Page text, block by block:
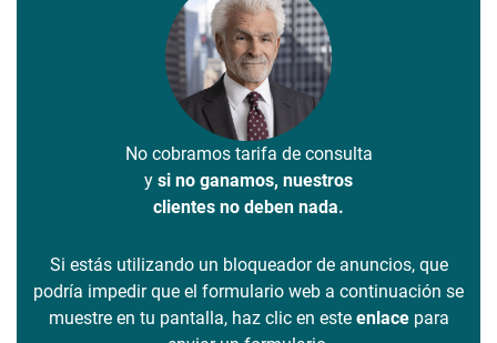
No cobramos tarifa de consulta
y si no ganamos, nuestros
clientes no deben nada.
Si estás utilizando un bloqueador de anuncios, que
podría impedir que el formulario web a continuación se
muestre en tu pantalla, haz clic en este enlacepara